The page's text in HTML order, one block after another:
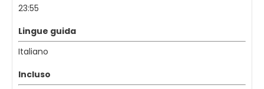
23:55
Lingue guida
Italiano
Incluso